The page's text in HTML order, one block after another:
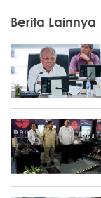
Berita Lainnya